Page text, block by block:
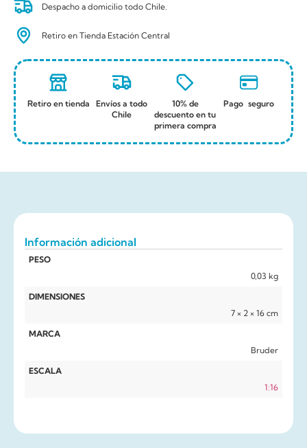
Despacho a domicilio todo Chile.
Retiro en Tienda Estación Central
Retiro en tienda
Envíos a todo
Chile
10% de
descuento en tu
primera compra
Pago seguro
Información adicional
PESO
0,03 kg
DIMENSIONES
7 × 2 × 16 cm
MARCA
Bruder
ESCALA
1:16